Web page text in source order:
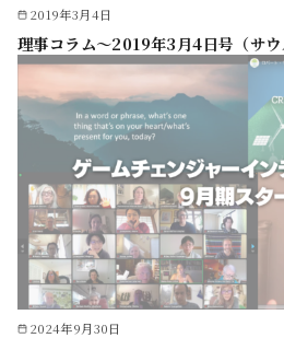
2019年3月4日
理事コラム～2019年3月4日号（サ
2024年9月30日